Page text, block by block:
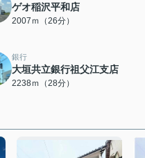
ゲオ稲沢平和店
2007ｍ（26分）
銀行
大垣共立銀行祖父江支店
2238ｍ（28分）